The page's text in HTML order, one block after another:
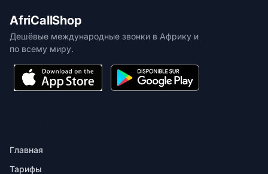
AfriCallShop
Дешёвые международные звонки в Африку и
по всему миру.
Главная
Тарифы